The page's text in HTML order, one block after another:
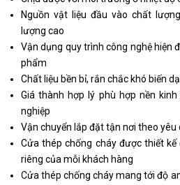
Nguồn vật liệu đầu vào chất
lượng cao
Vận dụng quy trình công nghệ hiện
phẩm
Chất liệu bền bỉ, rắn chắc khó biến
Giá thành hợp lý phù hợp nền
nghiệp
Vận chuyển lắp đặt tận nơi theo
Cửa thép chống cháy được thiết
riêng của mỗi khách hàng
Cửa thép chống cháy mang tới độ